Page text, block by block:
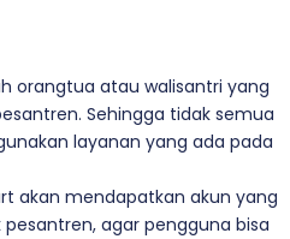
orangtua atau walisantri yang
Sehingga tidak semua
layanan yang ada pada
akan mendapatkan akun yang
agar pengguna bisa